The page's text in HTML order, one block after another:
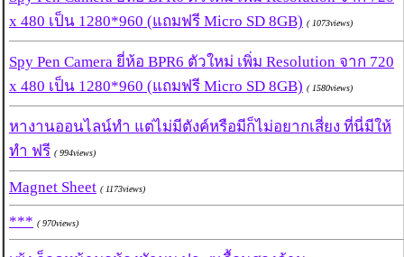
x 480 เป็น 1280*960 (แถมฟรี Micro SD 8GB) ( 1073views)
Spy Pen Camera ยี่ห้อ BPR6 ตัวใหม่ เพิ่ม Resolution จาก 720
x 480 เป็น 1280*960 (แถมฟรี Micro SD 8GB) ( 1580views)
หางานออนไลน์ทำ แต่ไม่มีตังค์หรือมีก็ไม่อยากเสี่ยง ที่นี่มีให้
ทำ ฟรี ( 994views)
Magnet Sheet ( 1173views)
*** ( 970views)